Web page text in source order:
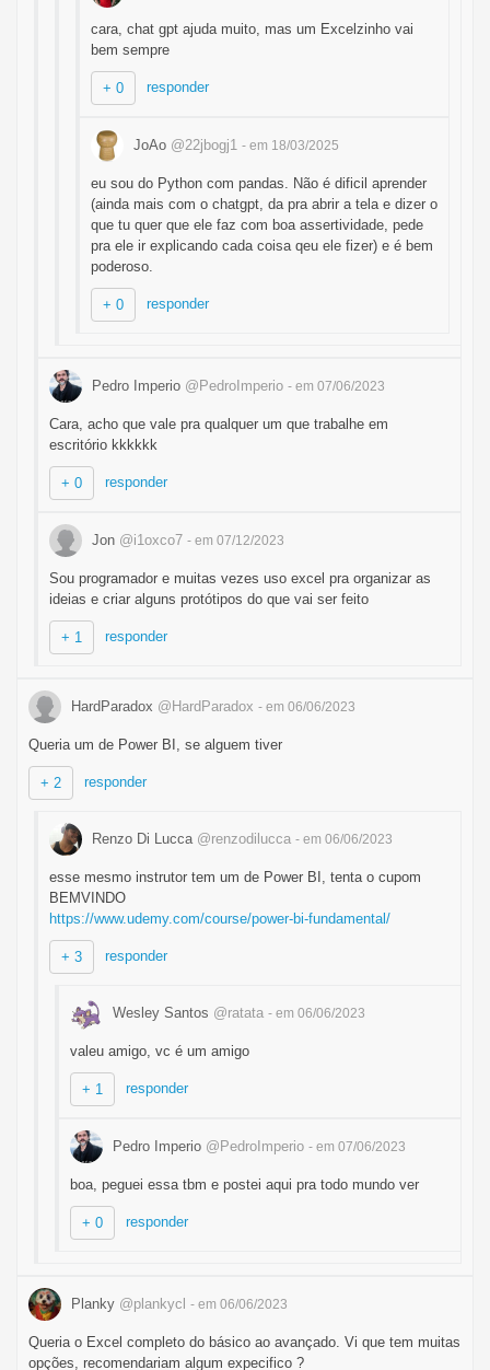
cara, chat gpt ajuda muito, mas um Excelzinho vai
bem sempre
+ 0 responder
JoAo @22jbogj1 - em 18/03/2025
eu sou do Python com pandas. Não é dificil aprender
(ainda mais com o chatgpt, da pra abrir a tela e dizer o
que tu quer que ele faz com boa assertividade, pede
pra ele ir explicando cada coisa qeu ele fizer) e é bem
poderoso.
+ 0 responder
Pedro Imperio @PedroImperio - em 07/06/2023
Cara, acho que vale pra qualquer um que trabalhe em
escritório kkkkkk
+ 0 responder
Jon @i1oxco7 - em 07/12/2023
Sou programador e muitas vezes uso excel pra organizar as
ideias e criar alguns protótipos do que vai ser feito
+ 1 responder
HardParadox @HardParadox - em 06/06/2023
Queria um de Power BI, se alguem tiver
+ 2 responder
Renzo Di Lucca @renzodilucca - em 06/06/2023
esse mesmo instrutor tem um de Power BI, tenta o cupom
BEMVINDO
https://www.udemy.com/course/power-bi-fundamental/
+ 3 responder
Wesley Santos @ratata - em 06/06/2023
valeu amigo, vc é um amigo
+ 1 responder
Pedro Imperio @PedroImperio - em 07/06/2023
boa, peguei essa tbm e postei aqui pra todo mundo ver
+ 0 responder
Planky @plankycl - em 06/06/2023
Queria o Excel completo do básico ao avançado. Vi que tem muitas
opções, recomendariam algum expecifico ?